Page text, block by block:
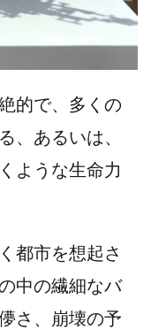
的で、多くの
、あるいは、
ような生命力
都市を想起さ
中の繊細なバ
さ、崩壊の予